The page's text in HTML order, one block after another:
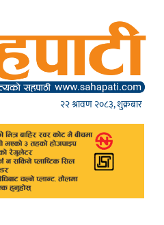
२२ श्रावण २०८३, शुक्रबार